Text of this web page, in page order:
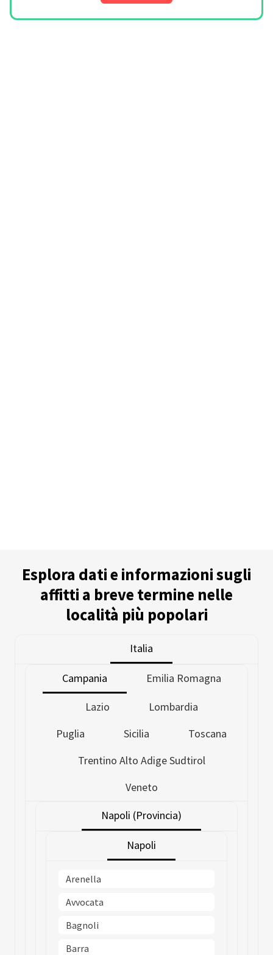
Esplora dati e informazioni sugli
affitti a breve termine nelle
località più popolari
Italia
Campania Emilia Romagna
Lazio
Lombardia
Puglia
Sicilia
Toscana
Trentino Alto Adige Sudtirol
Veneto
Napoli (Provincia)
Napoli
Arenella
Avvocata
Bagnoli
Barra